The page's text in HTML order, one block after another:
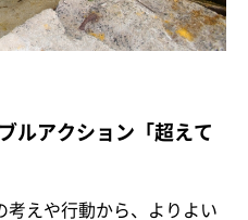
ルアクション「超えて
考えや行動から、よりよい